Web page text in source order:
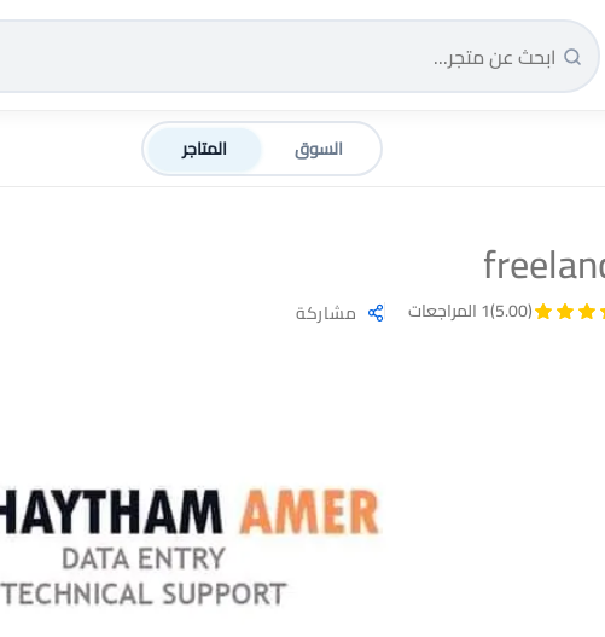
السوق المتاجر
(5.00) 1 المراجعات مشاركة